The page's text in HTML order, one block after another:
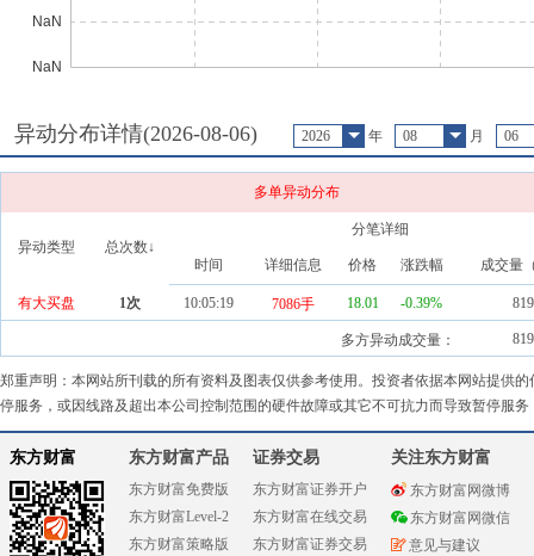
异动分布详情(2026-08-06) 2026 年 08 月 06
多单异动分布
异动类型 总次数↓
分笔详细
时间 详细信息 价格 涨跌幅 成交量
有大买盘 1次 10:05:19 7086手 18.01 -0.39% 819
多方异动成交量： 819
郑重声明：本网站所刊载的所有资料及图表仅供参考使用。投资者依据本网站提供
停服务，或因线路及超出本公司控制范围的硬件故障或其它不可抗力而导致暂停服
东方财富 东方财富产品
东方财富免费版
东方财富Level-2
东方财富策略版
证券交易
东方财富证券开户
东方财富在线交易
东方财富证券交易
关注东方财富
东方财富网微博
东方财富网微信
意见与建议